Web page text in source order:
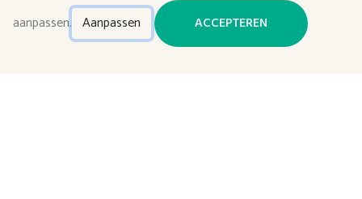
aanpassen. Aanpassen ACCEPTEREN